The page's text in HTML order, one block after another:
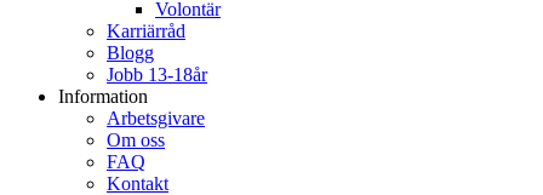
Volontär
Karriärråd
Blogg
Jobb 13-18år
Information
Arbetsgivare
Om oss
FAQ
Kontakt